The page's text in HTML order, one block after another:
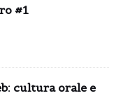
#1
cultura orale e